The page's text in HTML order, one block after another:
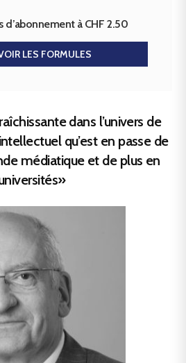
d’abonnement à CHF 2.50
LES FORMULES
dans l’univers de
qu’est en passe de
médiatique et de plus en